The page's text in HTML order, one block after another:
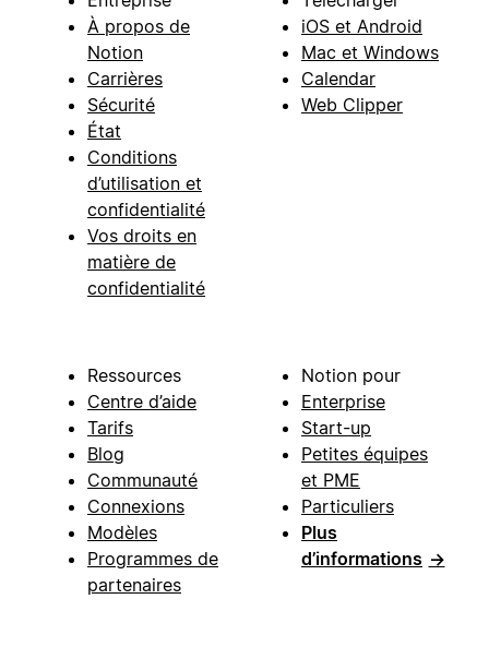
À propos de
Notion
Carrières
Sécurité
État
Conditions
d’utilisation et
confidentialité
Vos droits en
matière de
confidentialité
iOS et Android
Mac et Windows
Calendar
Web Clipper
Ressources
Centre d’aide
Tarifs
Blog
Communauté
Connexions
Modèles
Programmes de
partenaires
Notion pour
Enterprise
Start-up
Petites équipes
et PME
Particuliers
Plus
d’informations →